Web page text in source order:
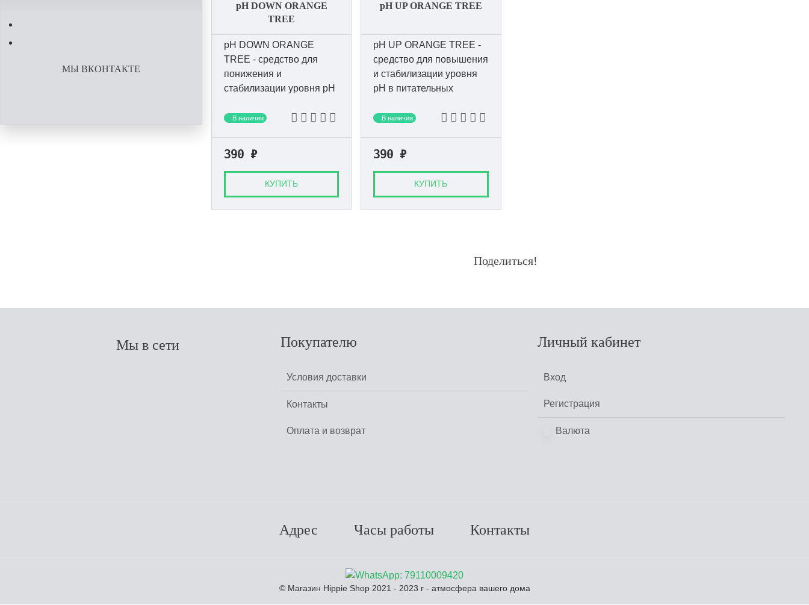
МЫ ВКОНТАКТЕ
pH DOWN ORANGE
TREE
pH DOWN ORANGE
TREE - средство для
понижения и
стабилизации уровня pH
растворах.
В наличии
390 ₽
КУПИТЬ
pH UP ORANGE TREE
pH UP ORANGE TREE -
средство для повышения
и стабилизации уровня
pH в питательных
В наличии
390 ₽
КУПИТЬ
Поделиться!
Мы в сети Покупателю
Условия доставки
Контакты
Оплата и возврат
Личный кабинет
Вход
Регистрация
Валюта
Адрес Часы работы Контакты
© Магазин Hippie Shop 2021 - 2023 г - атмосфера вашего дома